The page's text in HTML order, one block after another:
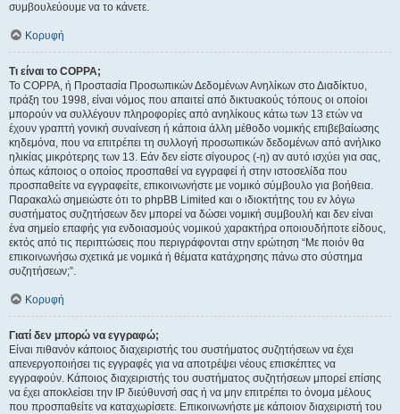
συμβουλεύουμε να το κάνετε.
Κορυφή
Τι είναι το COPPA;
Το COPPA, ή Προστασία Προσωπικών Δεδομένων Ανηλίκων στο Διαδίκτυο,
πράξη του 1998, είναι νόμος που απαιτεί από δικτυακούς τόπους οι οποίοι
μπορούν να συλλέγουν πληροφορίες από ανηλίκους κάτω των 13 ετών να
έχουν γραπτή γονική συναίνεση ή κάποια άλλη μέθοδο νομικής επιβεβαίωσης
κηδεμόνα, που να επιτρέπει τη συλλογή προσωπικών δεδομένων από ανήλικο
ηλικίας μικρότερης των 13. Εάν δεν είστε σίγουρος (-η) αν αυτό ισχύει για σας,
όπως κάποιος ο οποίος προσπαθεί να εγγραφεί ή στην ιστοσελίδα που
προσπαθείτε να εγγραφείτε, επικοινωνήστε με νομικό σύμβουλο για βοήθεια.
Παρακαλώ σημειώστε ότι το phpBB Limited και ο ιδιοκτήτης του εν λόγω
συστήματος συζητήσεων δεν μπορεί να δώσει νομική συμβουλή και δεν είναι
ένα σημείο επαφής για ενδοιασμούς νομικού χαρακτήρα οποιουδήποτε είδους,
εκτός από τις περιπτώσεις που περιγράφονται στην ερώτηση “Με ποιόν θα
επικοινωνήσω σχετικά με νομικά ή θέματα κατάχρησης πάνω στο σύστημα
συζητήσεων;”.
Κορυφή
Γιατί δεν μπορώ να εγγραφώ;
Είναι πιθανόν κάποιος διαχειριστής του συστήματος συζητήσεων να έχει
απενεργοποιήσει τις εγγραφές για να αποτρέψει νέους επισκέπτες να
εγγραφούν. Κάποιος διαχειριστής του συστήματος συζητήσεων μπορεί επίσης
να έχει αποκλείσει την IP διεύθυνσή σας ή να μην επιτρέπει το όνομα μέλους
που προσπαθείτε να καταχωρίσετε. Επικοινωνήστε με κάποιον διαχειριστή του